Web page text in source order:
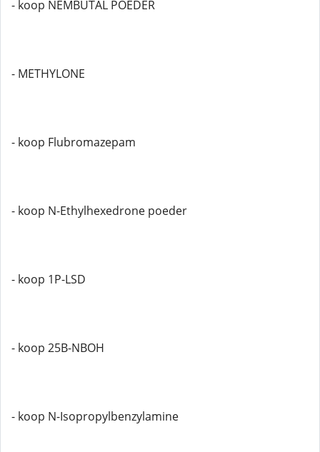
- koop NEMBUTAL POEDER
- METHYLONE
- koop Flubromazepam
- koop N-Ethylhexedrone poeder
- koop 1P-LSD
- koop 25B-NBOH
- koop N-Isopropylbenzylamine